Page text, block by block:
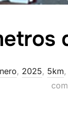
, 2025, 5km,